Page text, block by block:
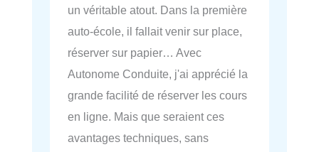
un véritable atout. Dans la première
auto-école, il fallait venir sur place,
réserver sur papier… Avec
Autonome Conduite, j'ai apprécié la
grande facilité de réserver les cours
en ligne. Mais que seraient ces
avantages techniques, sans